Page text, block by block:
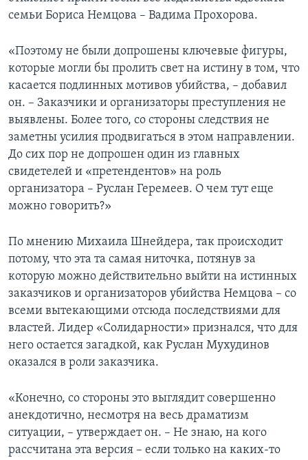
семьи Бориса Немцова – Вадима Прохорова.
«Поэтому не были допрошены ключевые фигуры,
которые могли бы пролить свет на истину в том, что
касается подлинных мотивов убийства, – добавил
он. – Заказчики и организаторы преступления не
выявлены. Более того, со стороны следствия не
заметны усилия продвигаться в этом направлении.
До сих пор не допрошен один из главных
свидетелей и «претендентов» на роль
организатора – Руслан Геремеев. О чем тут еще
можно говорить?»
По мнению Михаила Шнейдера, так происходит
потому, что эта та самая ниточка, потянув за
которую можно действительно выйти на истинных
заказчиков и организаторов убийства Немцова – со
всеми вытекающими отсюда последствиями для
властей. Лидер «Солидарности» признался, что для
него остается загадкой, как Руслан Мухудинов
оказался в роли заказчика.
«Конечно, со стороны это выглядит совершенно
анекдотично, несмотря на весь драматизм
ситуации, – утверждает он. – Не знаю, на кого
рассчитана эта версия – если только на каких-то